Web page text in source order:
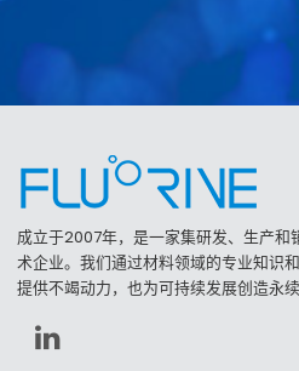
成立于2007年，是一家集研发、生产和
术企业。我们通过材料领域的专业知识
提供不竭动力，也为可持续发展创造永续